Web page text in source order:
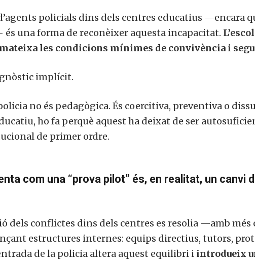
policials dins dels centres educatius —encara
una forma de reconèixer aquesta incapacitat.
les condicions mínimes de convivència i
implícit.
no és pedagògica. És coercitiva, preventiva o
ho fa perquè aquest ha deixat de ser
de primer ordre.
com una “prova pilot” és, en realitat, un canvi
dels conflictes dins dels centres es resolia —amb més
estructures internes: equips directius, tutors,
de la policia altera aquest equilibri i introdueix